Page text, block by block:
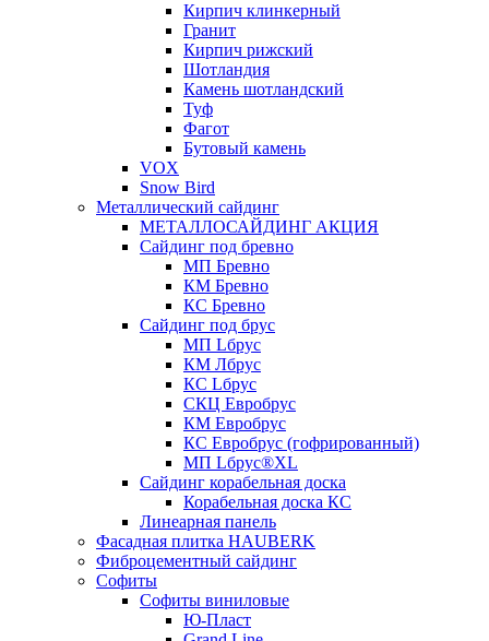
Кирпич клинкерный
Гранит
Кирпич рижский
Шотландия
Камень шотландский
Туф
Фагот
Бутовый камень
VOX
Snow Bird
Металлический сайдинг
МЕТАЛЛОСАЙДИНГ АКЦИЯ
Сайдинг под бревно
МП Бревно
КМ Бревно
КС Бревно
Сайдинг под брус
МП Lбрус
КМ Лбрус
КС Lбрус
СКЦ Евробрус
КМ Евробрус
КС Евробрус (гофрированный)
МП Lбрус®XL
Сайдинг корабельная доска
Корабельная доска КС
Линеарная панель
Фасадная плитка HAUBERK
Фиброцементный сайдинг
Софиты
Софиты виниловые
Ю-Пласт